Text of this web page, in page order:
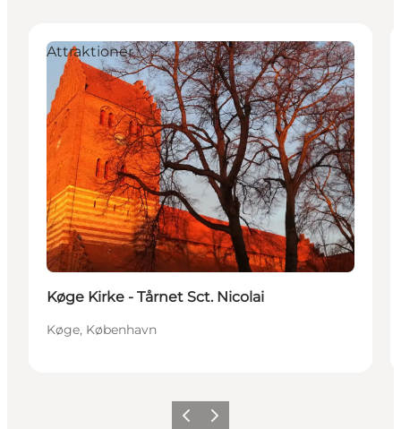
Attraktioner
Køge Kirke - Tårnet Sct. Nicolai
Køge, København
ForrigeNeste